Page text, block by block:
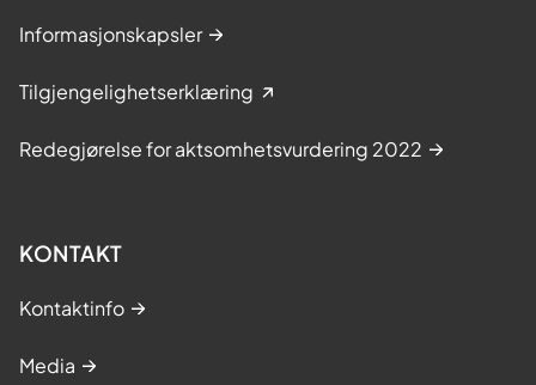
fordelingsnøkler for kostnader
i gjennomføringsfasen
infrastruktur og det skal være innendørs
- SSHF og KK skal samarbeide om teknisk
Det er inngått intensjonsavtaler om
Informasjonskapsler
Tilgjengelighetserklæring
Redegjørelse for aktsomhetsvurdering 2022
KONTAKT
Kontaktinfo
Media